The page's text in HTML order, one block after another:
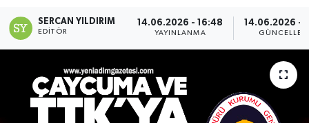
SERCAN YILDIRIM
EDITÖR
14.06.2026 - 16:48
YAYINLANMA
14.06.2026 -
SAĞLIK
GÜNCEL
RESMİ İLAN